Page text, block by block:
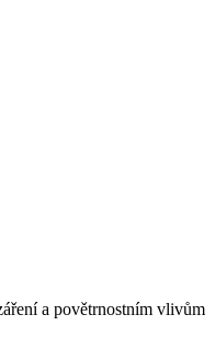
a povětrnostním vlivům